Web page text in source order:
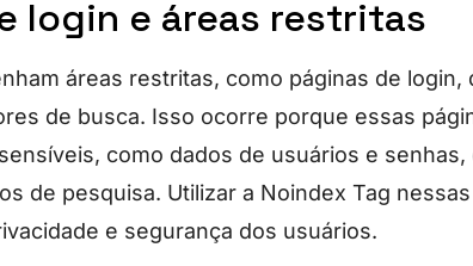
login e áreas restritas
áreas restritas, como páginas de login,
de busca. Isso ocorre porque essas
como dados de usuários e
de pesquisa. Utilizar a Noindex Tag
e segurança dos usuários.